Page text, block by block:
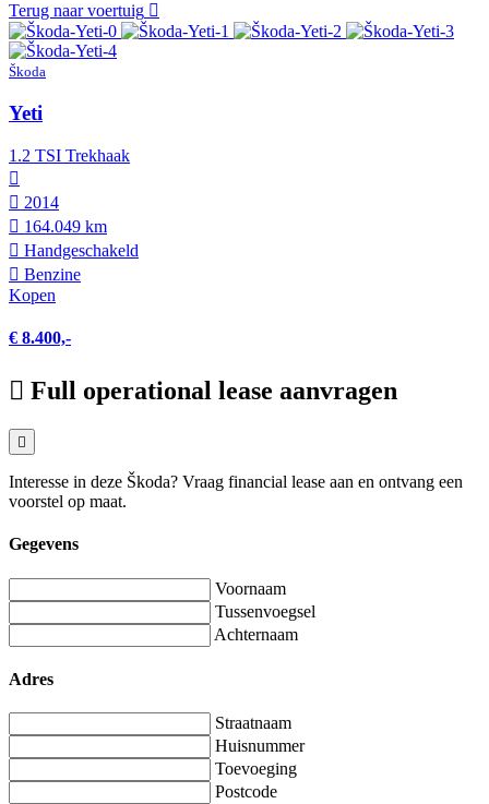
Terug naar voertuig
Škoda
Yeti
1.2 TSI Trekhaak
2014
164.049 km
Hand­geschakeld
Benzine
Kopen
€ 8.400,-
Full operational lease aanvragen
Interesse in deze Škoda? Vraag financial lease aan en ontvang een
voorstel op maat.
Gegevens
Voornaam
Tussenvoegsel
Achternaam
Adres
Straatnaam
Huisnummer
Toevoeging
Postcode